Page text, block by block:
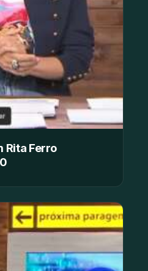
Rita Ferro